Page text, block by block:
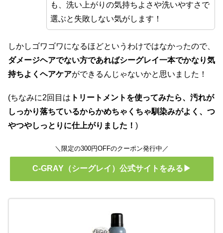
も、洗い上がりの気持ちよさや洗いやすさで
選ぶと失敗しない気がします！
しかしゴワゴワになるほどというわけではなかったので、
ダメージヘアでない方であればシーグレイ一本でかなり気
持ちよくヘアケアができるんじゃないかと思いました！
(ちなみに2回目は トリートメントを使ってみたら、汚れが
しっかり落ちているからかめちゃくちゃ馴染みがよく、つ
やつやしっとりに仕上がりました！ )
＼限定の300円OFFのクーポン発行中／
C-GRAY（シーグレイ）公式サイトをみる▶